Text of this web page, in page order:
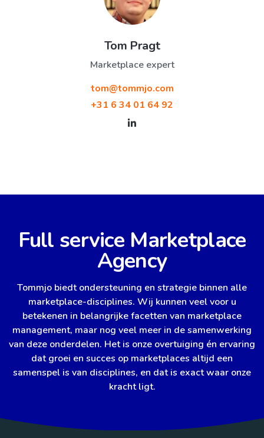
Tom Pragt
Marketplace expert
tom@tommjo.com
+31 6 34 01 64 92
Full service Marketplace
Agency
Tommjo biedt ondersteuning en strategie binnen alle
marketplace-disciplines. Wij kunnen veel voor u
betekenen in belangrijke facetten van marketplace
management, maar nog veel meer in de samenwerking
van deze onderdelen. Het is onze overtuiging én ervaring
dat groei en succes op marketplaces altijd een
samenspel is van disciplines, en dat is exact waar onze
kracht ligt.